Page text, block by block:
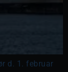
d. 1. februar